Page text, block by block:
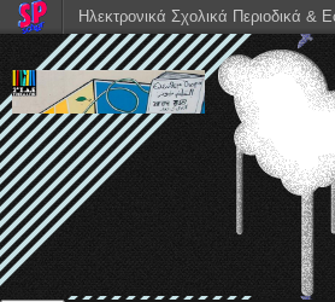
Ηλεκτρονικά Σχολικά Περιοδικά &